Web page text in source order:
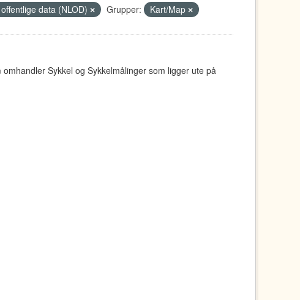
data (NLOD) Grupper: Kart/Map
Sykkel og Sykkelmålinger som ligger ute på